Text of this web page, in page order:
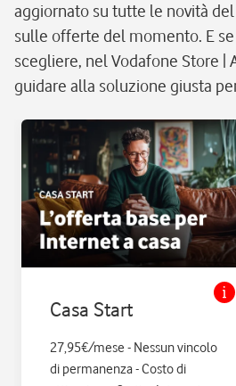
aggiornato su tutte le novità
sulle offerte del momento. E
scegliere, nel Vodafone Store |
guidare alla soluzione giusta
Casa Start
27,95€/mese - Nessun vincolo
di permanenza - Costo di